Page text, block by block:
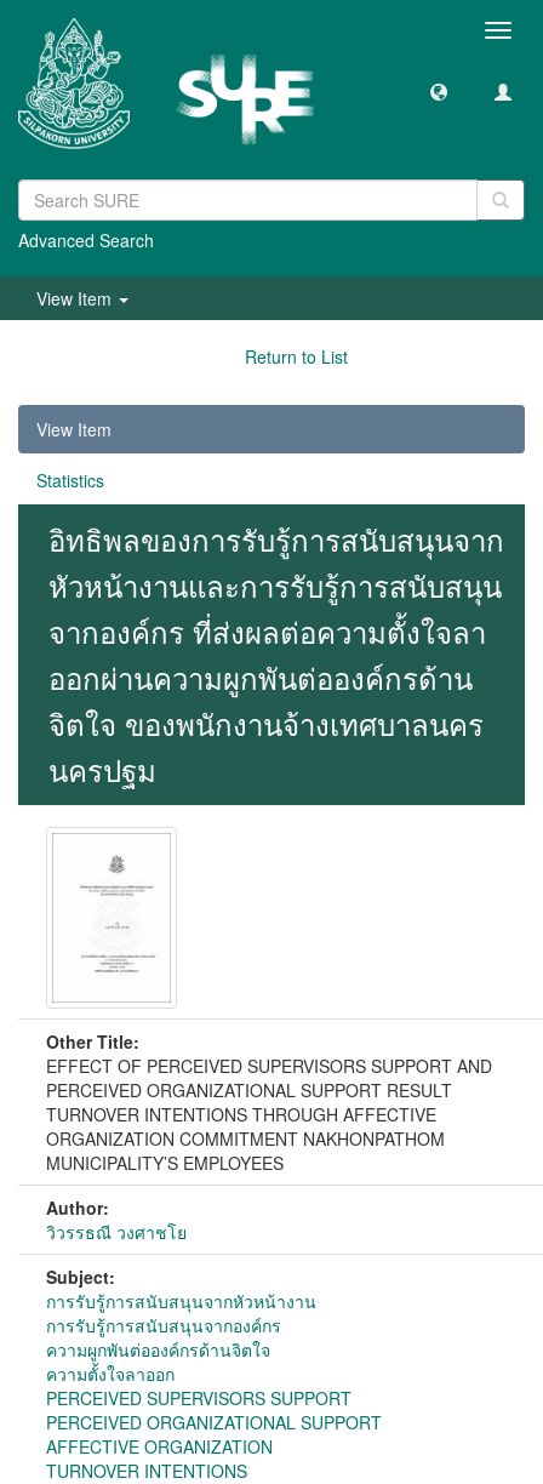
Advanced Search
View Item
Return to List
View Item
Statistics
อิทธิพลของการรับรู้การสนับสนุนจาก
หัวหน้างานและการรับรู้การสนับสนุน
จากองค์กร ที่ส่งผลต่อความตั้งใจลา
ออกผ่านความผูกพันต่อองค์กรด้าน
จิตใจ ของพนักงานจ้างเทศบาลนคร
นครปฐม
Other Title:
EFFECT OF PERCEIVED SUPERVISORS SUPPORT AND
PERCEIVED ORGANIZATIONAL SUPPORT RESULT
TURNOVER INTENTIONS THROUGH AFFECTIVE
ORGANIZATION COMMITMENT NAKHONPATHOM
MUNICIPALITY’S EMPLOYEES
Author:
วิวรรธณี วงศาชโย
Subject:
การรับรู้การสนับสนุนจากหัวหน้างาน
การรับรู้การสนับสนุนจากองค์กร
ความผูกพันต่อองค์กรด้านจิตใจ
ความตั้งใจลาออก
PERCEIVED SUPERVISORS SUPPORT
PERCEIVED ORGANIZATIONAL SUPPORT
AFFECTIVE ORGANIZATION
TURNOVER INTENTIONS